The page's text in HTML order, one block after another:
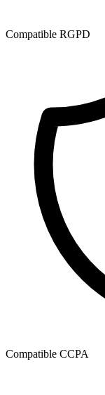
Compatible RGPD
Compatible CCPA